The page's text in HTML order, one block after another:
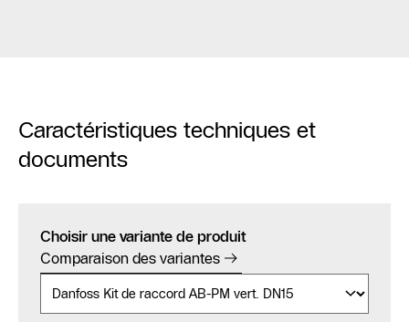
Caractéristiques techniques et
documents
Choisir une variante de produit
Comparaison des variantes